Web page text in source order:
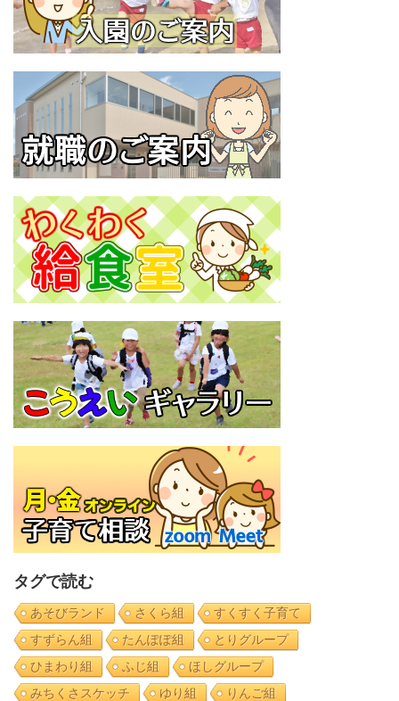
タグで読む
あそびランド さくら組
すくすく子育て
すずらん組
たんぽぽ組
とりグループ
ひまわり組
ふじ組
ほしグループ
みちくさスケッチ
ゆり組 りんご組